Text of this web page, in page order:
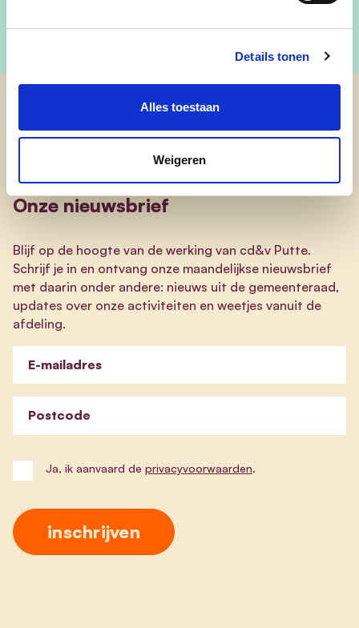
Details tonen
Alles toestaan
Weigeren
Onze nieuwsbrief
Blijf op de hoogte van de werking van cd&v Putte.
Schrijf je in en ontvang onze maandelijkse nieuwsbrief
met daarin onder andere: nieuws uit de gemeenteraad,
updates over onze activiteiten en weetjes vanuit de
afdeling.
E-mailadres
Postcode
Ja, ik aanvaard de privacyvoorwaarden.